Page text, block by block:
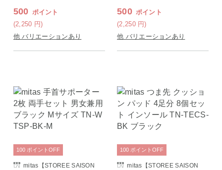
500 ポイント
(2,250 円)
他 バリエーションあり
500 ポイント
(2,250 円)
他 バリエーションあり
mitas【STOREE SAISON
100 ポイント OFF
mitas【STOREE SAISON
100 ポイント OFF